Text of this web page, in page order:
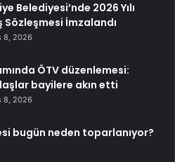
Belediyesi’nde 2026 Yılı
Sözleşmesi İmzalandı
8, 2026
ÖTV düzenlemesi:
bayilere akın etti
8, 2026
bugün neden toparlanıyor?